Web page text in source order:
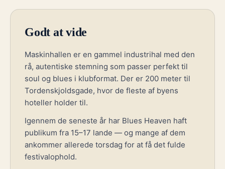
Godt at vide
Maskinhallen er en gammel industrihal med den
rå, autentiske stemning som passer perfekt til
soul og blues i klubformat. Der er 200 meter til
Tordenskjoldsgade, hvor de fleste af byens
hoteller holder til.
Igennem de seneste år har Blues Heaven haft
publikum fra 15–17 lande — og mange af dem
ankommer allerede torsdag for at få det fulde
festivalophold.